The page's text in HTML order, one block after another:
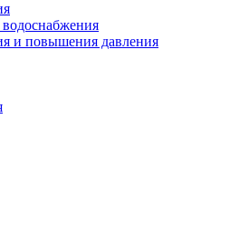
и повышения давления